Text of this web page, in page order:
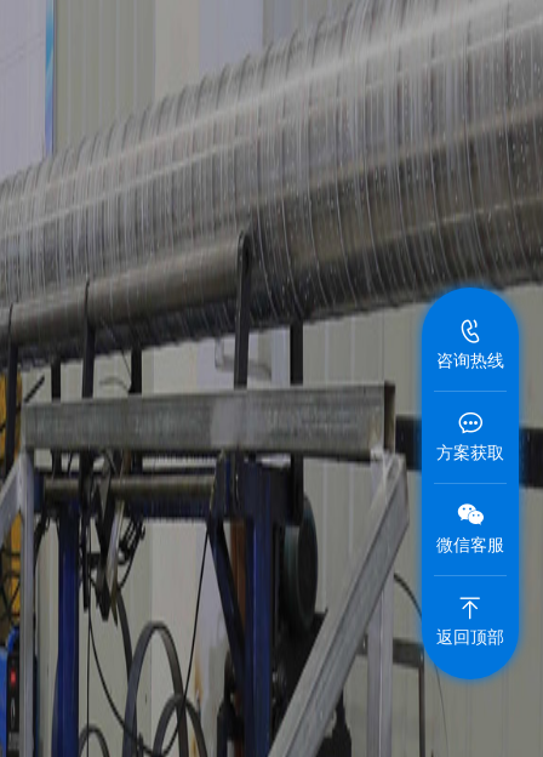
咨询热线
方案获取
微信客服
返回顶部